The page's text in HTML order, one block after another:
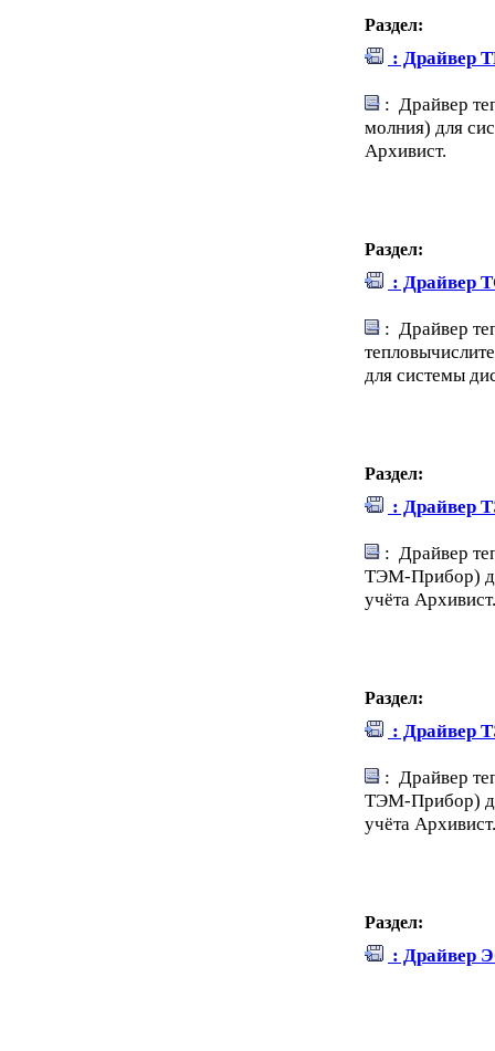
Раздел:
: Драйвер
: Драйвер
молния) для
Архивист.
Раздел:
: Драйвер
: Драйвер
для системы
Раздел:
: Драйвер
: Драйвер
ТЭМ-Прибор)
учёта Архивист.
Раздел:
: Драйвер
: Драйвер
ТЭМ-Прибор)
учёта Архивист.
Раздел:
: Драйвер